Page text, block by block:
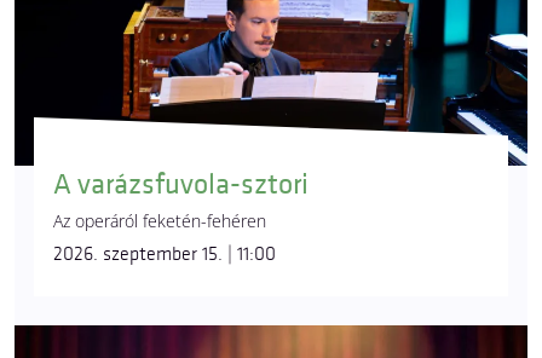
A varázsfuvola-sztori
Az operáról feketén-fehéren
2026. szeptember 15. | 11:00